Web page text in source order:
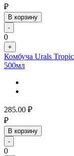
₽
В корзину
-
0
+
Комбуча Urals
500мл
285.00 ₽
₽
В корзину
-
0